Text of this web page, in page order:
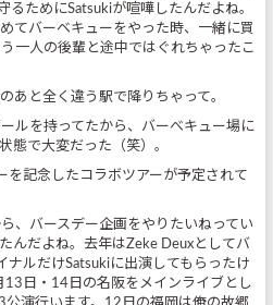
るためにSatsukiが喧嘩したんだよね。
てバーベキューをやった時、一緒に買
一人の後輩と途中ではぐれちゃったこ
あと全く違う駅で降りちゃって。
ルを持ってたから、バーべキュー場に
態で大変だった（笑）。
記念したコラボツアーが予定されて
、バースデー企画をやりたいねってい
んだよね。去年はZeke Deuxとしてバ
ナルだけSatsukiに出演してもらったけ
日・14日の名阪をメインライブとし